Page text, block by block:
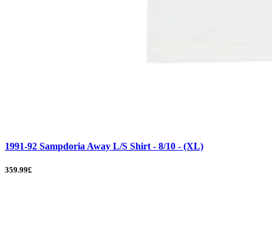
1991-92 Sampdoria Away L/S Shirt - 8/10 - (XL)
359.99£